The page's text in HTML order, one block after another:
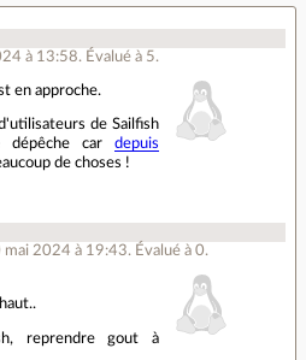
à 13:58. Évalué à 5.
en approche.
de Sailfish
dépêche car depuis
de choses !
mai 2024 à 19:43. Évalué à0.
reprendre gout à